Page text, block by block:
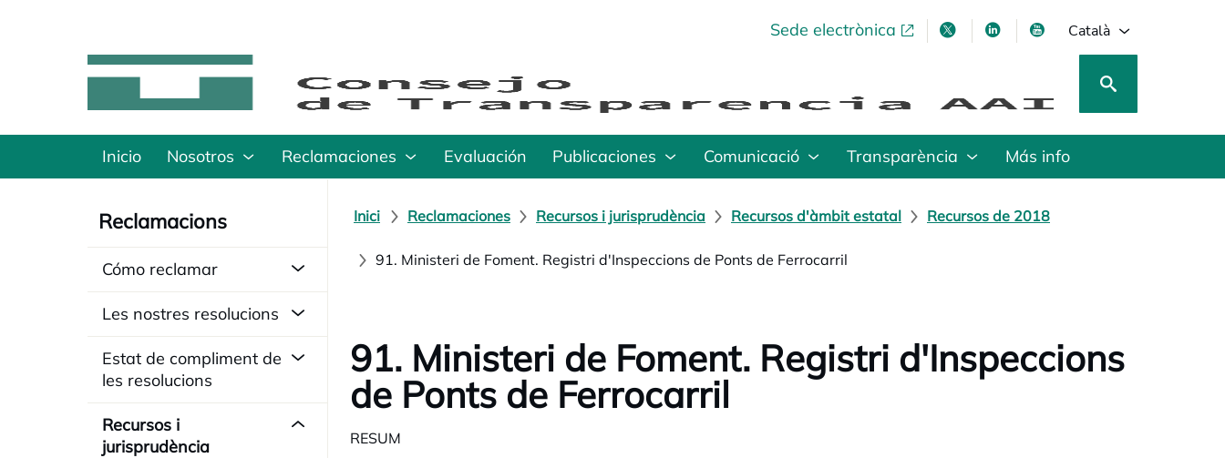
Sede electrònicaopens in a new tabopens in a new tab
opens in a new tab
opens in a new tab
Català
Inicio Nosotros Reclamaciones Evaluación Publicaciones Comunicació Transparència Más info
Reclamacions
Cómo reclamar
Les nostres resolucions
Estat de compliment de
les resolucions
Recursos i
jurisprudència
Inici Reclamaciones Recursos i jurisprudència Recursos d'àmbit estatal Recursos de 2018
91. Ministeri de Foment. Registri d'Inspeccions de Ponts de Ferrocarril
91. Ministeri de Foment. Registri d'Inspeccions
de Ponts de Ferrocarril
RESUM